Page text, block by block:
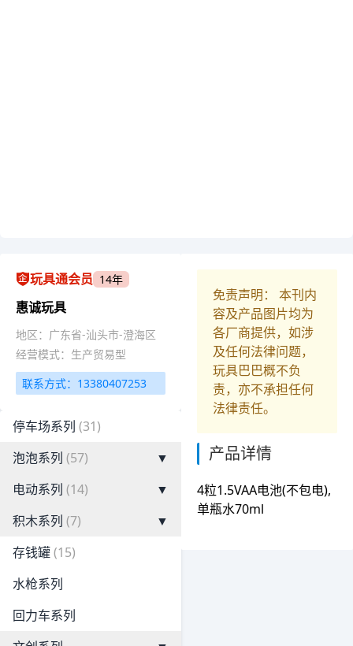
玩具通会员 14年
惠诚玩具
地区：广东省-汕头市-澄海区
经营模式：生产贸易型
联系方式：13380407253
停车场系列 (31)
泡泡系列 (57)
▼
电动系列 (14)
▼
积木系列 (7)
▼
存钱罐(15)
水枪系列
回力车系列
免责声明： 本刊内
容及产品图片均为
各厂商提供，如涉
及任何法律问题，
玩具巴巴概不负
责，亦不承担任何
法律责任。
产品详情
4粒1.5VAA电池(不包电),
单瓶水70ml